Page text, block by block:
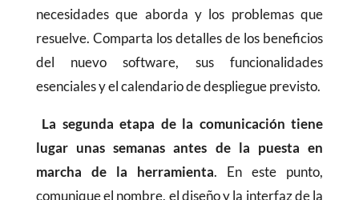
necesidades que aborda y los problemas que
resuelve. Comparta los detalles de los beneficios
del nuevo software, sus funcionalidades
esenciales y el calendario de despliegue previsto.
La segunda etapa de la comunicación tiene
lugar unas semanas antes de la puesta en
marcha de la herramienta. En este punto,
comunique el nombre, el diseño y la interfaz de la